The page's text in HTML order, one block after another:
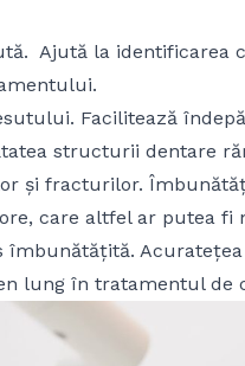
Ajută la identificarea
Facilitează
structurii dentare
și fracturilor.
care altfel ar putea fi
îmbunătățită.
lung în tratamentul de